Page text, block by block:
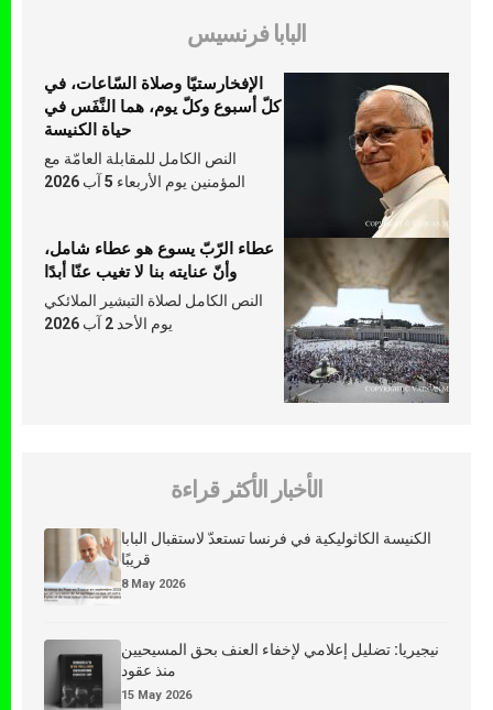
البابا فرنسيس
الإفخارستيّا وصلاة السّاعات، في
كلّ أسبوع وكلّ يوم، هما النَّفَس في
حياة الكنيسة
النص الكامل للمقابلة العامّة مع
المؤمنين يوم الأربعاء 5 آب 2026
عطاء الرّبّ يسوع هو عطاء شامل،
وأنّ عنايته بنا لا تغيب عنّا أبدًا
النص الكامل لصلاة التبشير الملائكي
يوم الأحد 2 آب 2026
الأخبار الأكثر قراءة
الكنيسة الكاثوليكية في فرنسا تستعدّ لاستقبال البابا
قريبًا
8 May 2026
نيجيريا: تضليل إعلامي لإخفاء العنف بحق المسيحيين
منذ عقود
15 May 2026